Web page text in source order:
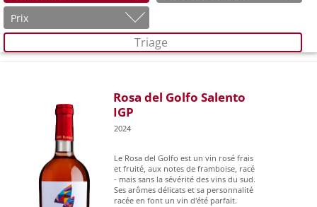
Prix
Triage
Rosa del Golfo Salento
IGP
2024
Le Rosa del Golfo est un vin rosé frais
et fruité, aux notes de framboise, racé
- mais sans la sévérité des vins du sud.
Ses arômes délicats et sa personnalité
racée en font un vin d'été parfait.